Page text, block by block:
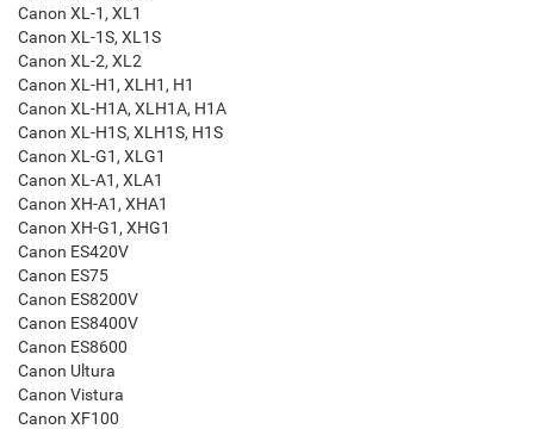
Canon XL-1, XL1
Canon XL-1S, XL1S
Canon XL-2, XL2
Canon XL-H1, XLH1, H1
Canon XL-H1A, XLH1A, H1A
Canon XL-H1S, XLH1S, H1S
Canon XL-G1, XLG1
Canon XL-A1, XLA1
Canon XH-A1, XHA1
Canon XH-G1, XHG1
Canon ES420V
Canon ES75
Canon ES8200V
Canon ES8400V
Canon ES8600
Canon Ultura
Canon Vistura
Canon XF100